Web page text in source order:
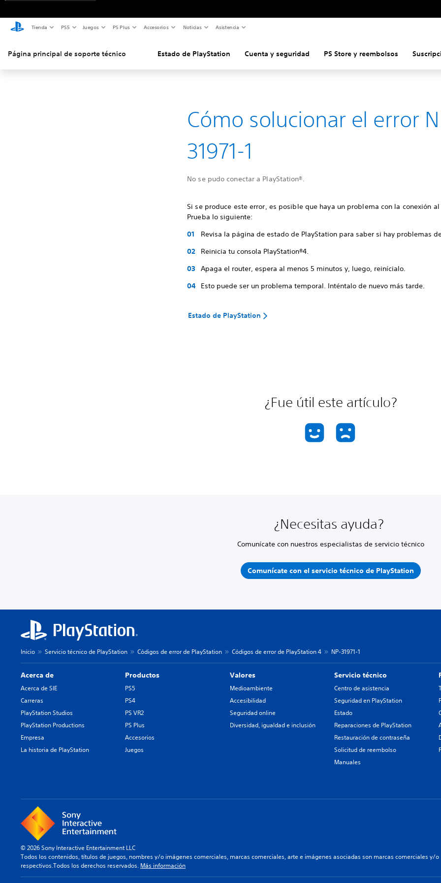
Tienda PS5 Juegos PS Plus Accesorios Noticias Asistencia
Página principal de soporte técnico Estado de PlayStation Cuenta y seguridad PS Store y reembolsos
Cómo solucionar el error
31971-1
No se pudo conectar a PlayStation®.
Si se produce este error, es posible que haya un problema con la conexión
Prueba lo siguiente:
Revisa la página de estado de PlayStation para saber si hay problemas
Reinicia tu consola PlayStation®4.
Apaga el router, espera al menos 5 minutos y, luego, reinícialo.
Esto puede ser un problema temporal. Inténtalo de nuevo más tarde.
Estado de PlayStation
¿Fue útil este artículo?
¿Necesitas ayuda?
Comunícate con nuestros especialistas de servicio técnico
Comunícate con el servicio técnico de PlayStation
Inicio Servicio técnico de PlayStation Códigos de error de PlayStation Códigos de error de PlayStation 4 NP-31971-1
Acerca de
Acerca de SIE
Carreras
PlayStation Studios
PlayStation Productions
Empresa
La historia de PlayStation
Productos
PS5
PS4
PS VR2
PS Plus
Accesorios
Juegos
Valores
Medioambiente
Accesibilidad
Seguridad online
Diversidad, igualdad e inclusión
Servicio técnico
Centro de asistencia
Seguridad en PlayStation
Estado
Reparaciones de PlayStation
Restauración de contraseña
Solicitud de reembolso
Manuales
© 2026 Sony Interactive Entertainment LLC
Todos los contenidos, títulos de juegos, nombres y/o imágenes comerciales, marcas comerciales, arte e imágenes asociadas son marcas comerciales y/
respectivos.Todos los derechos reservados. Más información